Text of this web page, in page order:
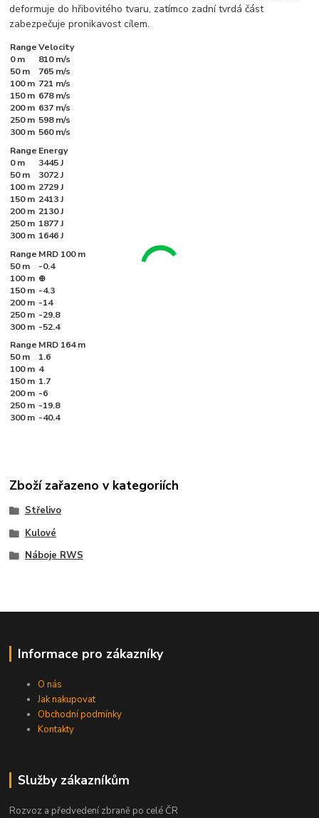
deformuje do hřibovitého tvaru, zatímco zadní tvrdá část
zabezpečuje pronikavost cílem.
RangeVelocity
0 m
810 m/s
50 m
765 m/s
100 m 721 m/s
150 m 678 m/s
200 m 637 m/s
250 m 598 m/s
300 m 560 m/s
Range Energy
0 m
3445 J
50 m
3072 J
100 m 2729 J
150 m 2413 J
200 m 2130 J
250 m 1877 J
300 m 1646 J
Range MRD 100 m
50 m
-0.4
100 m ⊕
150 m -4.3
200 m -14
250 m -29.8
300 m -52.4
Range MRD 164 m
50 m
1.6
100 m 4
150 m 1.7
200 m -6
250 m -19.8
300 m -40.4
Zboží zařazeno v kategoriích
Střelivo
Kulové
Náboje RWS
Informace pro zákazníky
O nás
Jak nakupovat
Obchodní podmínky
Kontakty
Služby zákazníkům
Rozvoz a předvedení zbraně po celé ČR